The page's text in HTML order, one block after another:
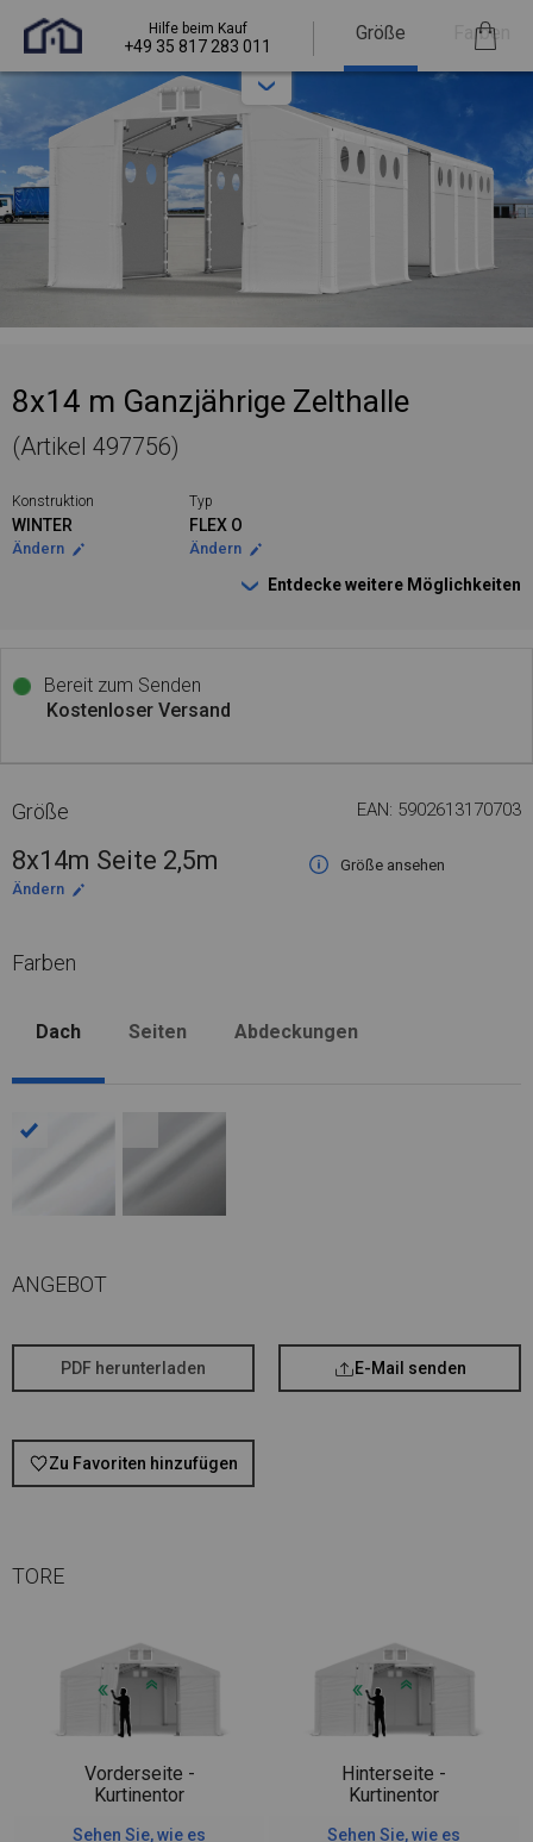
Hilfe beim Kauf
+49 35 817 283 011
Größe Farben
8x14 m Ganzjährige Zelthalle
(Artikel 497756)
Konstruktion
WINTER
Ändern
Typ
FLEX O
Ändern
Entdecke weitere Möglichkeiten
Bereit zum Senden
Kostenloser Versand
Größe EAN: 5902613170703
8x14m Seite 2,5m
Größe ansehen
Ändern
Farben
Dach Seiten Abdeckungen
ANGEBOT
PDF herunterladen E-Mail senden
Zu Favoriten hinzufügen
TORE
Vorderseite -
Kurtinentor
Sehen Sie, wie es
Hinterseite -
Kurtinentor
Sehen Sie, wie es